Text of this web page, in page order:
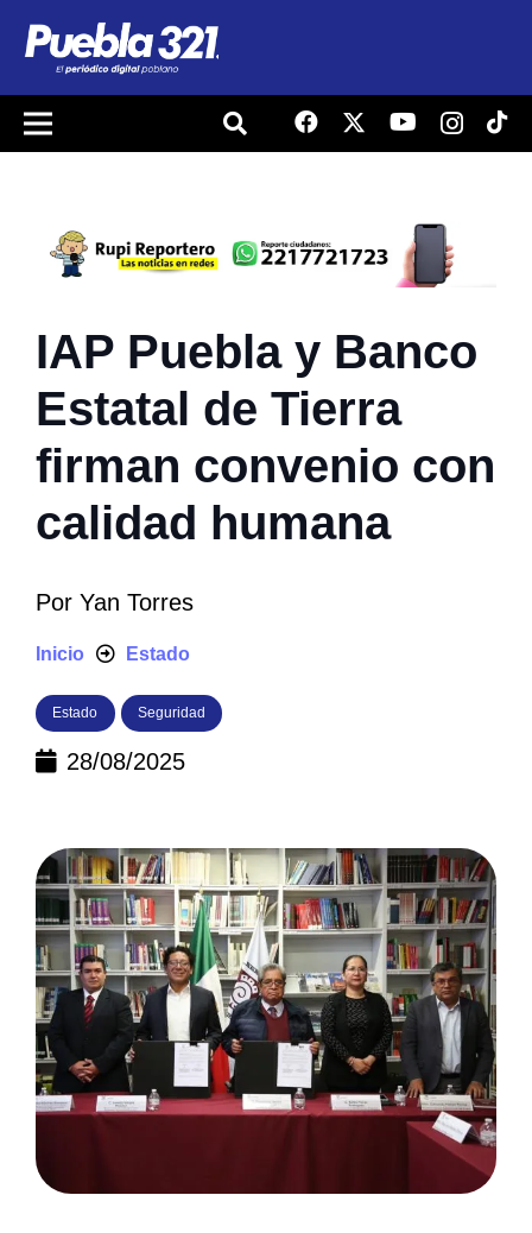
IAP Puebla y Banco
Estatal de Tierra
firman convenio con
calidad humana
Por Yan Torres
Inicio Estado
Estado Seguridad
28/08/2025